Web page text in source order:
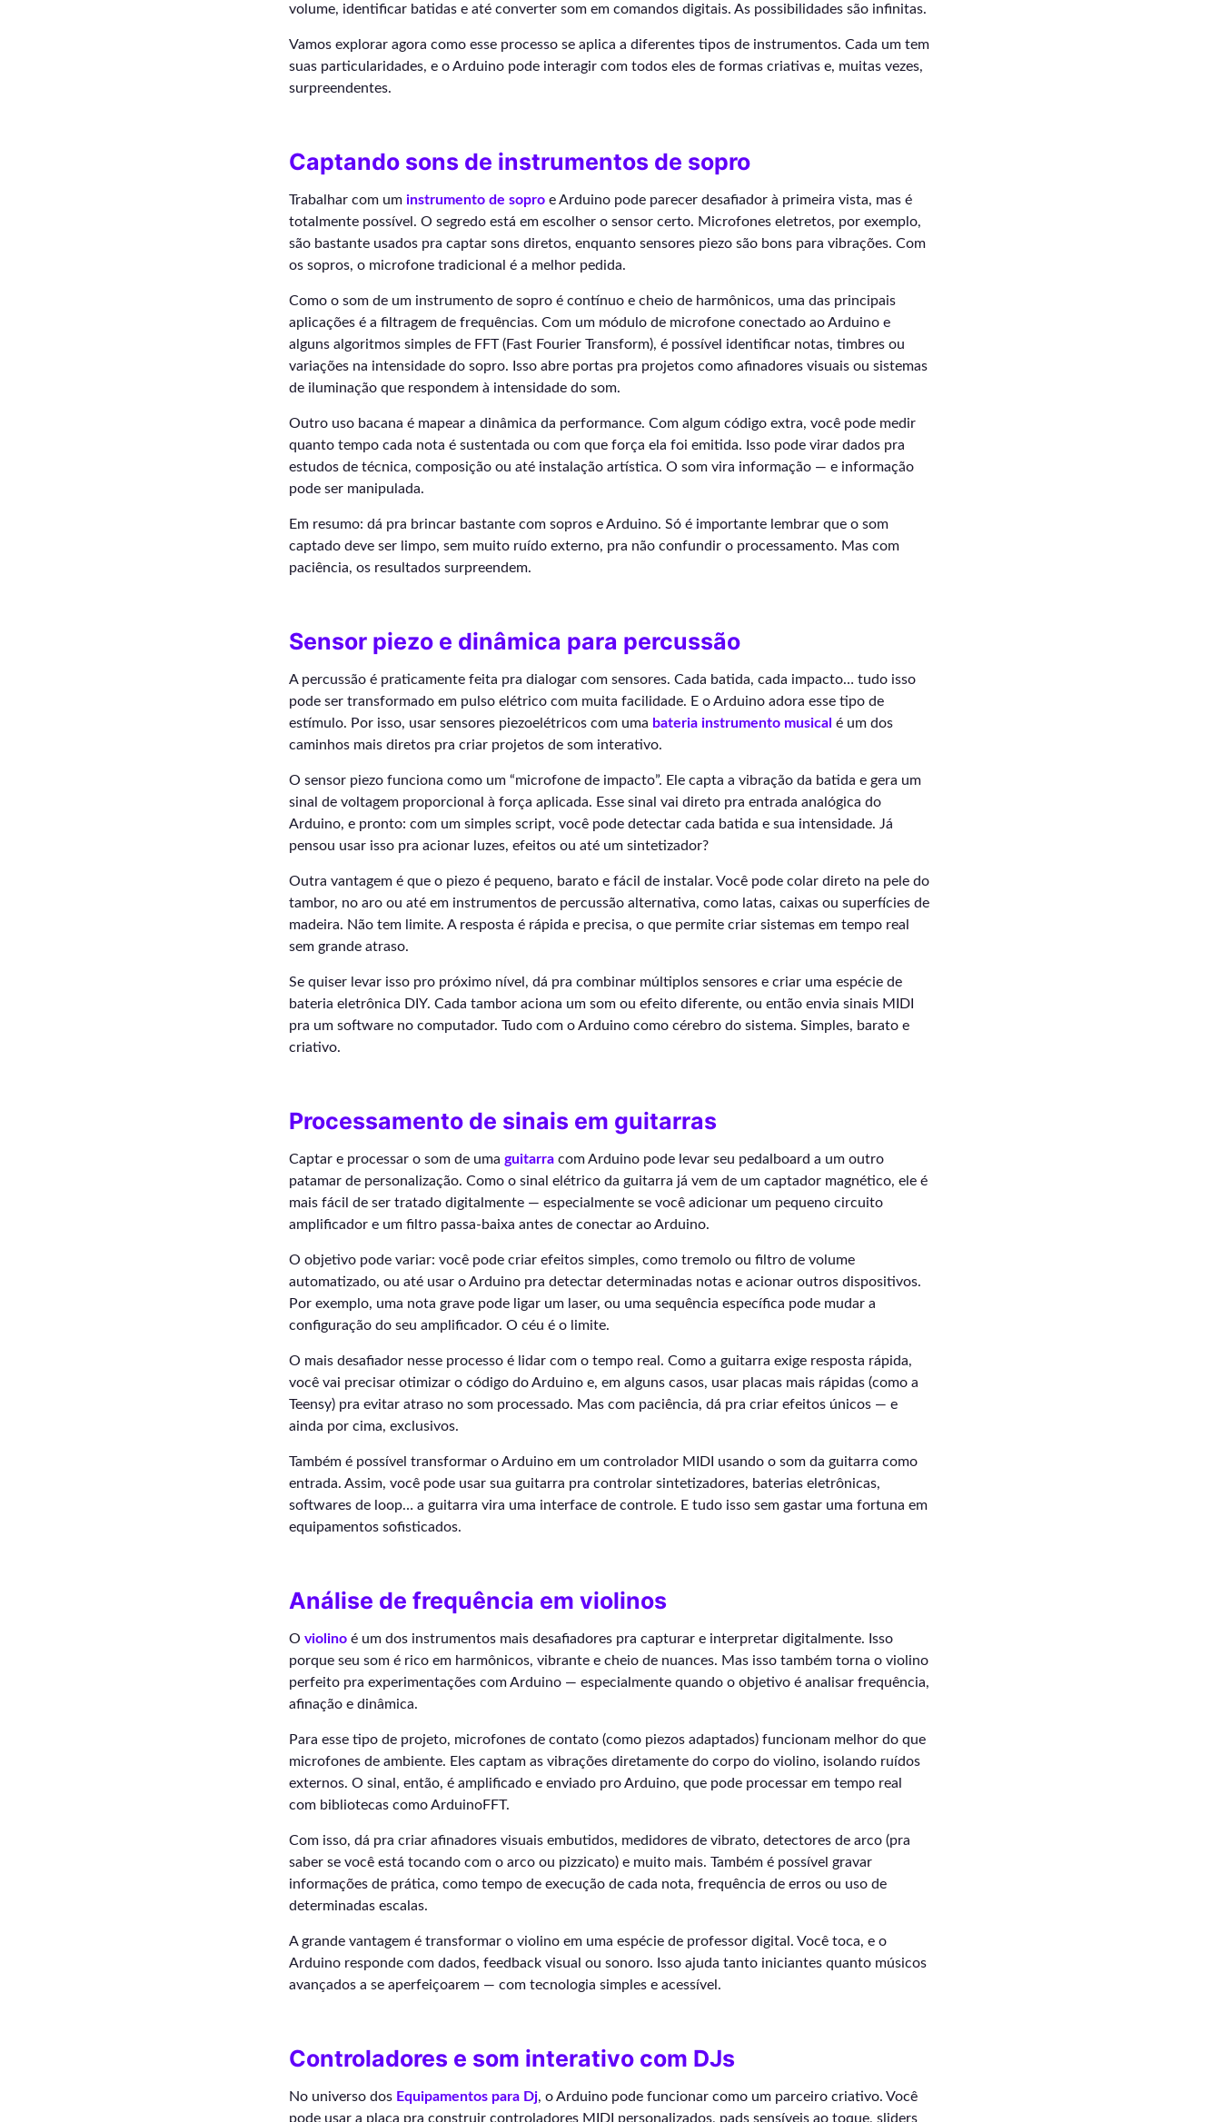
volume, identificar batidas e até converter som em comandos digitais. As possibilidades são infinitas.
Vamos explorar agora como esse processo se aplica a diferentes tipos de instrumentos. Cada um tem
suas particularidades, e o Arduino pode interagir com todos eles de formas criativas e, muitas vezes,
surpreendentes.
Captando sons de instrumentos de sopro
Trabalhar com um instrumento de sopro e Arduino pode parecer desafiador à primeira vista, mas é
totalmente possível. O segredo está em escolher o sensor certo. Microfones eletretos, por exemplo,
são bastante usados pra captar sons diretos, enquanto sensores piezo são bons para vibrações. Com
os sopros, o microfone tradicional é a melhor pedida.
Como o som de um instrumento de sopro é contínuo e cheio de harmônicos, uma das principais
aplicações é a filtragem de frequências. Com um módulo de microfone conectado ao Arduino e
alguns algoritmos simples de FFT (Fast Fourier Transform), é possível identificar notas, timbres ou
variações na intensidade do sopro. Isso abre portas pra projetos como afinadores visuais ou sistemas
de iluminação que respondem à intensidade do som.
Outro uso bacana é mapear a dinâmica da performance. Com algum código extra, você pode medir
quanto tempo cada nota é sustentada ou com que força ela foi emitida. Isso pode virar dados pra
estudos de técnica, composição ou até instalação artística. O som vira informação — e informação
pode ser manipulada.
Em resumo: dá pra brincar bastante com sopros e Arduino. Só é importante lembrar que o som
captado deve ser limpo, sem muito ruído externo, pra não confundir o processamento. Mas com
paciência, os resultados surpreendem.
Sensor piezo e dinâmica para percussão
A percussão é praticamente feita pra dialogar com sensores. Cada batida, cada impacto… tudo isso
pode ser transformado em pulso elétrico com muita facilidade. E o Arduino adora esse tipo de
estímulo. Por isso, usar sensores piezoelétricos com uma bateria instrumento musical é um dos
caminhos mais diretos pra criar projetos de som interativo.
O sensor piezo funciona como um “microfone de impacto”. Ele capta a vibração da batida e gera um
sinal de voltagem proporcional à força aplicada. Esse sinal vai direto pra entrada analógica do
Arduino, e pronto: com um simples script, você pode detectar cada batida e sua intensidade. Já
pensou usar isso pra acionar luzes, efeitos ou até um sintetizador?
Outra vantagem é que o piezo é pequeno, barato e fácil de instalar. Você pode colar direto na pele do
tambor, no aro ou até em instrumentos de percussão alternativa, como latas, caixas ou superfícies de
madeira. Não tem limite. A resposta é rápida e precisa, o que permite criar sistemas em tempo real
sem grande atraso.
Se quiser levar isso pro próximo nível, dá pra combinar múltiplos sensores e criar uma espécie de
bateria eletrônica DIY. Cada tambor aciona um som ou efeito diferente, ou então envia sinais MIDI
pra um software no computador. Tudo com o Arduino como cérebro do sistema. Simples, barato e
criativo.
Processamento de sinais em guitarras
Captar e processar o som de uma guitarra com Arduino pode levar seu pedalboard a um outro
patamar de personalização. Como o sinal elétrico da guitarra já vem de um captador magnético, ele é
mais fácil de ser tratado digitalmente — especialmente se você adicionar um pequeno circuito
amplificador e um filtro passa-baixa antes de conectar ao Arduino.
O objetivo pode variar: você pode criar efeitos simples, como tremolo ou filtro de volume
automatizado, ou até usar o Arduino pra detectar determinadas notas e acionar outros dispositivos.
Por exemplo, uma nota grave pode ligar um laser, ou uma sequência específica pode mudar a
configuração do seu amplificador. O céu é o limite.
O mais desafiador nesse processo é lidar com o tempo real. Como a guitarra exige resposta rápida,
você vai precisar otimizar o código do Arduino e, em alguns casos, usar placas mais rápidas (como a
Teensy) pra evitar atraso no som processado. Mas com paciência, dá pra criar efeitos únicos — e
ainda por cima, exclusivos.
Também é possível transformar o Arduino em um controlador MIDI usando o som da guitarra como
entrada. Assim, você pode usar sua guitarra pra controlar sintetizadores, baterias eletrônicas,
softwares de loop… a guitarra vira uma interface de controle. E tudo isso sem gastar uma fortuna em
equipamentos sofisticados.
Análise de frequência em violinos
O violino é um dos instrumentos mais desafiadores pra capturar e interpretar digitalmente. Isso
porque seu som é rico em harmônicos, vibrante e cheio de nuances. Mas isso também torna o violino
perfeito pra experimentações com Arduino — especialmente quando o objetivo é analisar frequência,
afinação e dinâmica.
Para esse tipo de projeto, microfones de contato (como piezos adaptados) funcionam melhor do que
microfones de ambiente. Eles captam as vibrações diretamente do corpo do violino, isolando ruídos
externos. O sinal, então, é amplificado e enviado pro Arduino, que pode processar em tempo real
com bibliotecas como ArduinoFFT.
Com isso, dá pra criar afinadores visuais embutidos, medidores de vibrato, detectores de arco (pra
saber se você está tocando com o arco ou pizzicato) e muito mais. Também é possível gravar
informações de prática, como tempo de execução de cada nota, frequência de erros ou uso de
determinadas escalas.
A grande vantagem é transformar o violino em uma espécie de professor digital. Você toca, e o
Arduino responde com dados, feedback visual ou sonoro. Isso ajuda tanto iniciantes quanto músicos
avançados a se aperfeiçoarem — com tecnologia simples e acessível.
Controladores e som interativo com DJs
No universo dos Equipamentos para Dj, o Arduino pode funcionar como um parceiro criativo. Você
pode usar a placa pra construir controladores MIDI personalizados, pads sensíveis ao toque, sliders